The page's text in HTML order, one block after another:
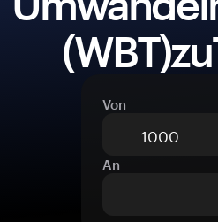
Von
An